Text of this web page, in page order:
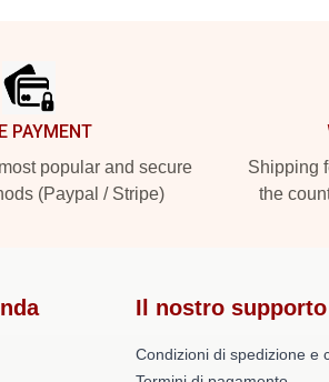
PAYMENT
popular and secure
(Paypal / Stripe)
Shipping
the
Il nostro supporto
Condizioni di spedizione e